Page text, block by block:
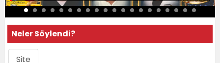
Neler Söylendi?
Site